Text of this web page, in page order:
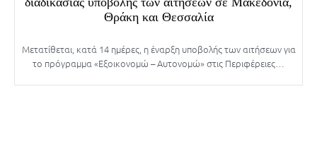
Θράκη και Θεσσαλία
Μετατίθεται, κατά 14 ημέρες, η έναρξη υποβολής των αιτήσεων για
το πρόγραμμα «Εξοικονομώ – Αυτονομώ» στις Περιφέρειες…